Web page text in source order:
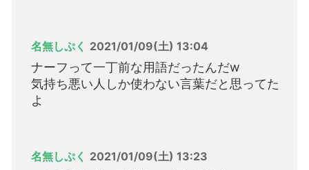
名無しぷく 2021/01/09(土) 13:04
ナーフって一丁前な用語だったんだw
気持ち悪い人しか使わない言葉だと思ってた
よ
名無しぷく 2021/01/09(土) 13:23